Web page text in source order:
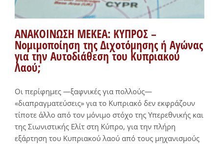
ΑΝΑΚΟΙΝΩΣΗ ΜΕΚΕΑ: ΚΥΠΡΟΣ –
Νομιμοποίηση της Διχοτόμησης ή Αγώνας
για την Αυτοδιάθεση του Κυπριακού
Λαού;
Οι περίφημες —ξαφνικές για πολλούς—
«διαπραγματεύσεις» για το Κυπριακό δεν εκφράζουν
τίποτε άλλο από τον μόνιμο στόχο της Υπερεθνικής και
της Σιωνιστικής Ελίτ στη Κύπρο, για την πλήρη
εξάρτηση του Κυπριακού λαού από τους μηχανισμούς